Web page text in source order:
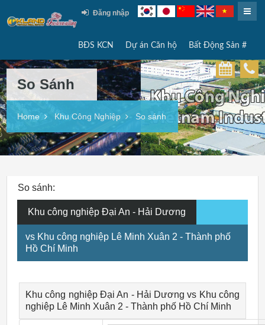
Đăng nhập
BĐS KCN Dự án Căn hộ Bất Động Sản #
So Sánh
Home Khu Công Nghiệp So sánh
So sánh:
Khu công nghiệp Đại An - Hải Dương
vs Khu công nghiệp Lê Minh Xuân 2 - Thành phố
Hồ Chí Minh
Khu công nghiệp Đại An - Hải Dương vs Khu công
nghiệp Lê Minh Xuân 2 - Thành phố Hồ Chí Minh